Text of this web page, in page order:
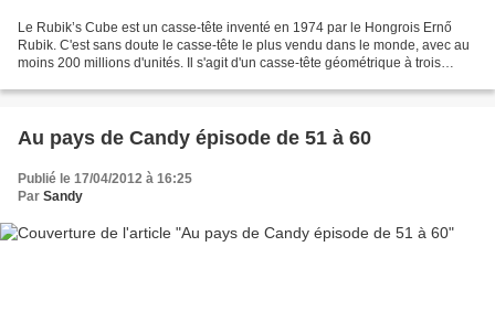
Le Rubik’s Cube est un casse-tête inventé en 1974 par le Hongrois Ernő
Rubik. C'est sans doute le casse-tête le plus vendu dans le monde, avec au
moins 200 millions d'unités. Il s'agit d'un casse-tête géométrique à trois
Au pays de Candy épisode de 51 à 60
Publié le 17/04/2012 à 16:25
Par Sandy